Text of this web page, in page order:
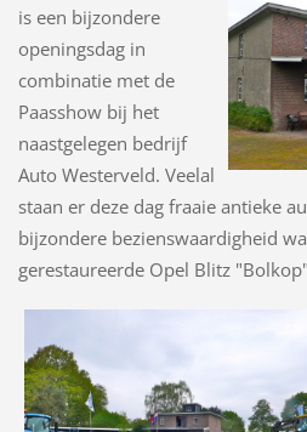
is een bijzondere
openingsdag in
combinatie met de
Paasshow bij het
naastgelegen bedrijf
Auto Westerveld. Veelal
staan er deze dag fraaie antieke
bijzondere bezienswaardigheid
gerestaureerde Opel Blitz